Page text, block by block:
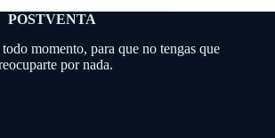
POSTVENTA
momento, para que no tengas que
por nada.